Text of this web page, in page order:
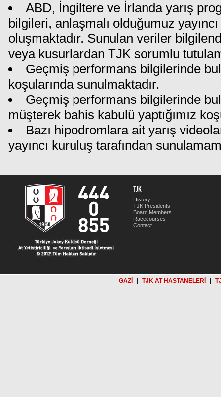
ABD, İngiltere ve İrlanda yarış
bilgileri, anlaşmalı olduğumuz
oluşmaktadır. Sunulan veriler
veya kusurlardan TJK sorumlu
Geçmiş performans bilgilerinde
koşularında sunulmaktadır.
Geçmiş performans bilgilerinde
müşterek bahis kabulü yaptığımız
Bazı hipodromlara ait yarış
yayıncı kuruluş tarafından
TJK
History
TJK Presidents
Board Members
Racecourses
Contact
GAZİ TJK AT HASTANELERİ